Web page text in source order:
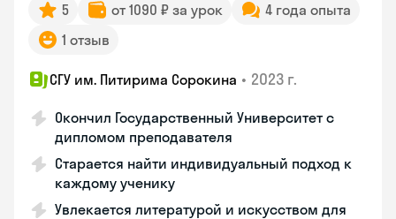
5 от 1090 ₽ за урок
4 года опыта
1 отзыв
СГУ им. Питирима Сорокина • 2023 г.
Окончил Государственный Университет с
дипломом преподавателя
Старается найти индивидуальный подход к
каждому ученику
Увлекается литературой и искусством для